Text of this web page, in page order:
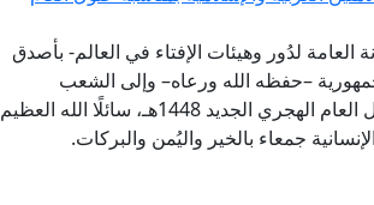
لدُور وهيئات الإفتاء في العالم- بأصدق
–حفظه الله ورعاه– وإلى الشعب
المصري العظيم، وإلى الأُمَّتين العربية والإسلامية؛ بمناسبة حلول العام الهجري الجديد 1448هـ، سائلًا الله العظيم
جمعاء بالخير واليُمن والبركات.